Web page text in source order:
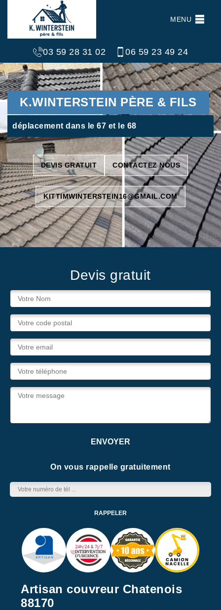
MENU
03 59 28 31 02 06 59 23 49 24
K.WINTERSTEIN PÈRE & FILS
déplacement dans le 67 et le 68
DEVIS GRATUIT CONTACTEZ NOUS
KITTIMWINTERSTEIN16@GMAIL.COM
Devis gratuit
On vous rappelle gratuitement
Artisan couvreur Chatenois
88170